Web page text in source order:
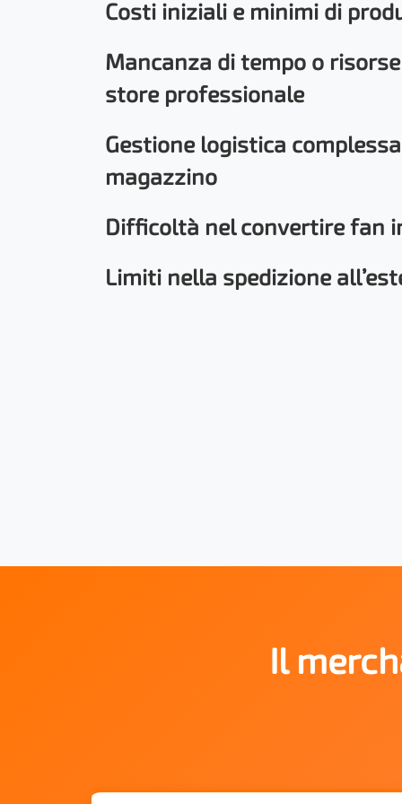
Costi iniziali e minimi di
Mancanza di tempo o
store professionale
Gestione logistica
magazzino
Difficoltà nel convertire fan
Limiti nella spedizione
Il